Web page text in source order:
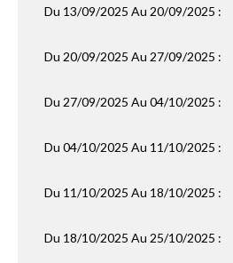
Du 13/09/2025 Au 20/09/2025 :
Du 20/09/2025 Au 27/09/2025 :
Du 27/09/2025 Au 04/10/2025 :
Du 04/10/2025 Au 11/10/2025 :
Du 11/10/2025 Au 18/10/2025 :
Du 18/10/2025 Au 25/10/2025 :